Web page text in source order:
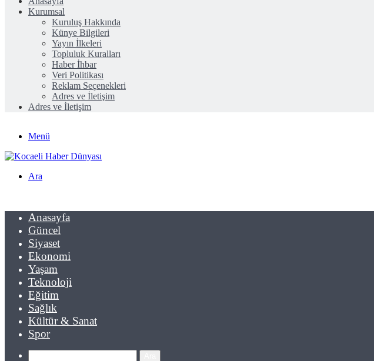
Kurumsal
Kuruluş Hakkında
Künye Bilgileri
Yayın İlkeleri
Topluluk Kuralları
Haber İhbar
Veri Politikası
Reklam Seçenekleri
Adres ve İletişim
Adres ve İletişim
Menü
Ara
Anasayfa
Güncel
Siyaset
Ekonomi
Yaşam
Teknoloji
Eğitim
Sağlık
Kültür & Sanat
Spor